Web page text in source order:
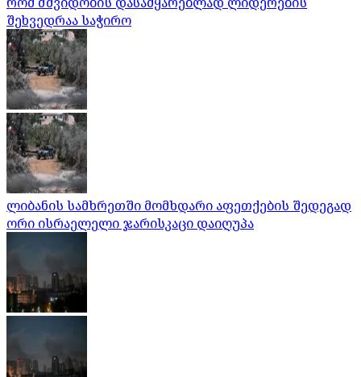
შეხვედრაა საჭირო
ლიბანის სამხრეთში მომხდარი აფეთქების შედეგად
ორი ისრაელელი ჯარისკაცი დაიღუპა